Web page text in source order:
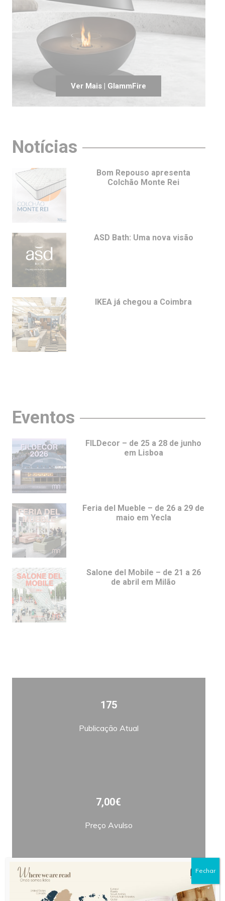
Ver Mais | GlammFire
Notícias
Bom Repouso apresenta
Colchão Monte Rei
ASD Bath: Uma nova visão
IKEA já chegou a Coimbra
Eventos
FILDecor – de 25 a 28 de junho
em Lisboa
Feria del Mueble – de 26 a 29 de
maio em Yecla
Salone del Mobile – de 21 a 26
de abril em Milão
175
Publicação Atual
7,00€
Preço Avulso
Fechar